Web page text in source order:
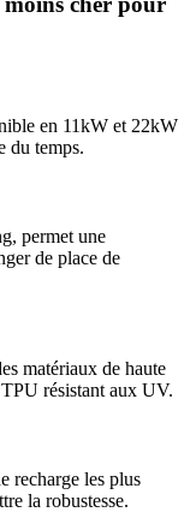
en 11kW et 22kW
du temps.
permet une
de place de
matériaux de haute
résistant aux UV.
recharge les plus
la robustesse.